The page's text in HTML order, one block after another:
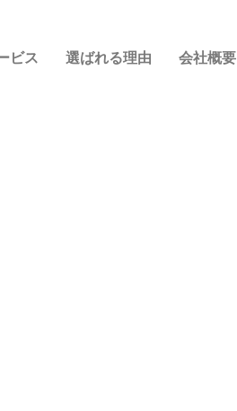
ビス 選ばれる理由 会社概要